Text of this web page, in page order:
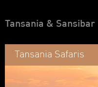
Tansania & Sansibar
Tansania Safaris